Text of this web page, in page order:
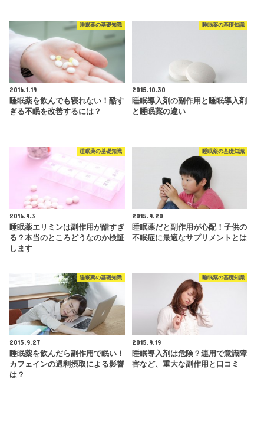
睡眠薬の基礎知識
2016.1.19
睡眠薬を飲んでも寝れない！酷す
ぎる不眠を改善するには？
睡眠薬の基礎知識
2015.10.30
睡眠導入剤の副作用と睡眠導入剤
と睡眠薬の違い
睡眠薬の基礎知識
2016.9.3
睡眠薬エリミンは副作用が酷すぎ
る？本当のところどうなのか検証
します
睡眠薬の基礎知識
2015.9.20
睡眠薬だと副作用が心配！子供の
不眠症に最適なサプリメントとは
睡眠薬の基礎知識
2015.9.27
睡眠薬を飲んだら副作用で眠い！
カフェインの過剰摂取による影響
は？
睡眠薬の基礎知識
2015.9.19
睡眠導入剤は危険？連用で意識障
害など、重大な副作用と口コミ